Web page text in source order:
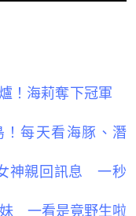
！海莉奪下冠軍
每天看海豚、潛
神親回訊息 一秒
一看是竟野生啦